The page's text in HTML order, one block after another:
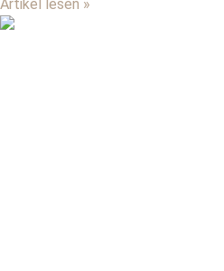
Artikel lesen »